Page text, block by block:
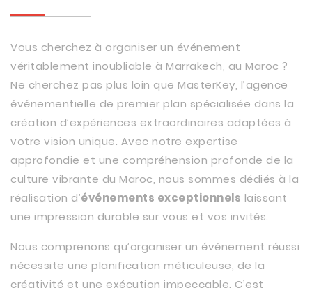
Vous cherchez à organiser un événement
véritablement inoubliable à Marrakech, au Maroc ?
Ne cherchez pas plus loin que MasterKey, l’agence
événementielle de premier plan spécialisée dans la
création d’expériences extraordinaires adaptées à
votre vision unique. Avec notre expertise
approfondie et une compréhension profonde de la
culture vibrante du Maroc, nous sommes dédiés à la
réalisation d’événements exceptionnels laissant
une impression durable sur vous et vos invités.
Nous comprenons qu’organiser un événement réussi
nécessite une planification méticuleuse, de la
créativité et une exécution impeccable. C’est